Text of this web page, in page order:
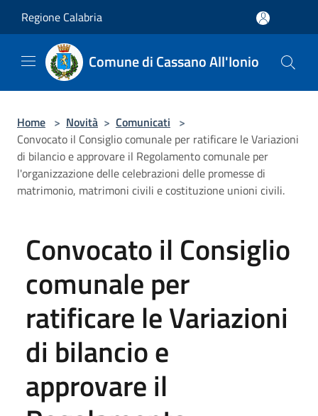
Regione Calabria
Comune di Cassano All'Ionio
Home > Novità > Comunicati >
Convocato il Consiglio comunale per ratificare le Variazioni
di bilancio e approvare il Regolamento comunale per
l'organizzazione delle celebrazioni delle promesse di
matrimonio, matrimoni civili e costituzione unioni civili.
Convocato il Consiglio
comunale per
ratificare le Variazioni
di bilancio e
approvare il